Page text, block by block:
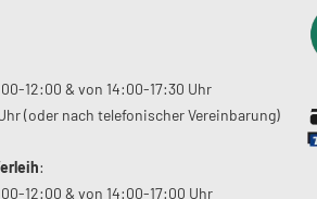
12:00 & von 14:00-17:30 Uhr
(oder nach telefonischer Vereinbarung)
:
12:00 & von 14:00-17:00 Uhr